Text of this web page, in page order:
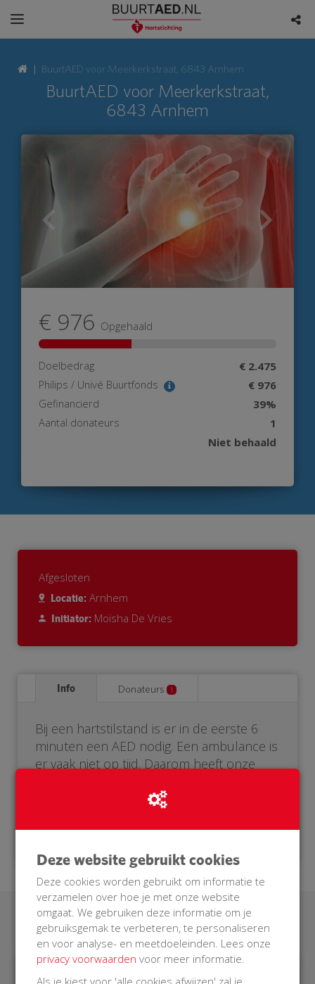
BuurtAED voor Meerkerkstraat, 6843 Arnhem
BuurtAED voor Meerkerkstraat,
6843 Arnhem
€ 976 Opgehaald
Doelbedrag € 2.475
Philips / Univé Buurtfonds € 976
Gefinancierd 39%
Aantal donateurs
1
Niet behaald
Afgesloten
Locatie: Arnhem
Initiator: Moïsha De Vries
Info Donateurs 1
Bij een hartstilstand is er in de eerste 6
minuten een AED nodig. Een ambulance is
er vaak niet op tijd. Daarom heeft onze
Doneer voor onze BuurtAED!
Laatste donaties
Deze website gebruikt cookies
Deze cookies worden gebruikt om informatie te
verzamelen over hoe je met onze website
omgaat. We gebruiken deze informatie om je
gebruiksgemak te verbeteren, te personaliseren
en voor analyse- en meetdoeleinden. Lees onze
privacy voorwaarden voor meer informatie.
Als je kiest voor 'alle cookies afwijzen' zal je